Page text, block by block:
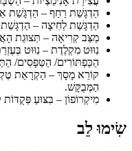
הַדְגָּשַׁת רַחַף – הַדְגָּשַׁת
הַדְגָּשַׁת לְחִיצָה –
מַצַּב קְרִיאָה – תְּצוּגַת
נִוּוּט מִקְלֶדֶת – נִוּוּט
הַכַּפְתּוֹרִים/ הַטְּפָסִים/
קוֹרֵא מָסָךְ – הַקְרָאַת
הַמְּבֻקָּשׁ.
מִיקְרוֹפוֹן – בִּצּוּעַ פְּקֻדּוֹת
שִׂימוּ לֵב